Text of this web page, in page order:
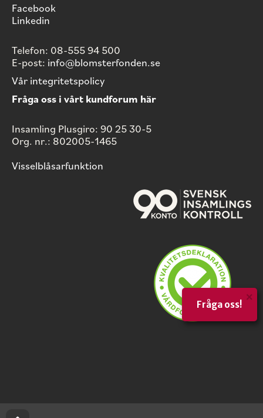
Facebook
Linkedin
Telefon: 08-555 94 500
E-post: info@blomsterfonden.se
Vår integritetspolicy
Fråga oss i vårt kundforum här
Insamling Plusgiro: 90 25 30-5
Org. nr.: 802005-1465
Visselblåsarfunktion
Fråga oss!
×